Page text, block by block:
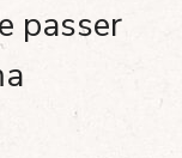
passer